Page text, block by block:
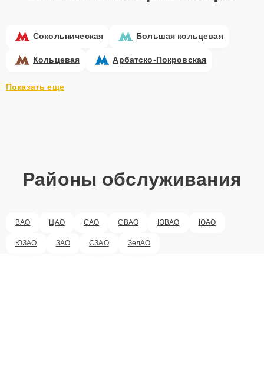
Сокольническая Большая кольцевая
Кольцевая Арбатско-Покровская
Показать еще
Районы обслуживания
ВАО ЦАО САО СВАО ЮВАО ЮАО
ЮЗАО ЗАО СЗАО ЗелАО